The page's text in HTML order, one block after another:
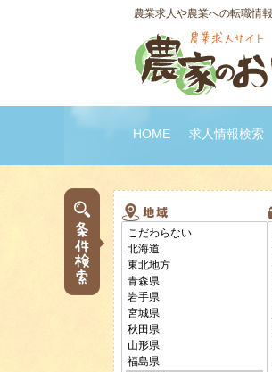
農業求人や農業への転職情
HOME 求人情報検索